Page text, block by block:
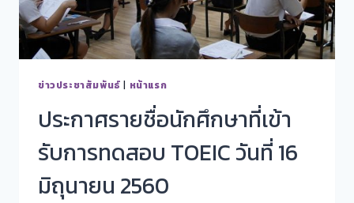
ข่าวประชาสัมพันธ์ | หน้าแรก
ประกาศรายชื่อนักศึกษาที่เข้า
รับการทดสอบ TOEIC วันที่ 16
มิถุนายน 2560